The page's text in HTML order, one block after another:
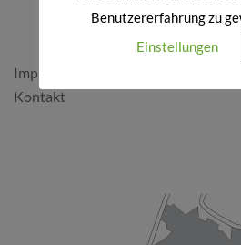
Impressum & Datenschutz
Kontakt
Benutzererfahrung zu
Einstellungen